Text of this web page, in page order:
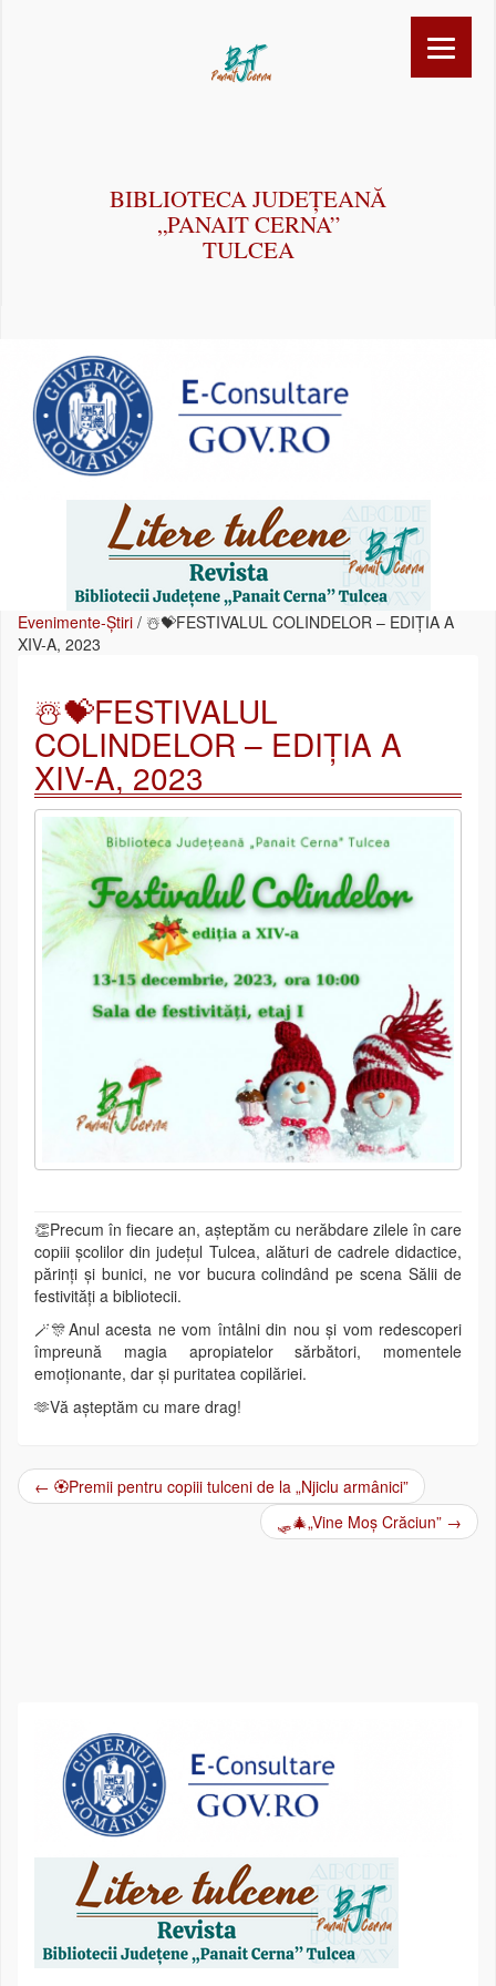
BIBLIOTECA JUDEȚEANĂ
„PANAIT CERNA”
TULCEA
Evenimente-Știri / ☃️💝FESTIVALUL COLINDELOR – EDIȚIA A
XIV-A, 2023
☃️💝FESTIVALUL
COLINDELOR – EDIȚIA A
XIV-A, 2023
👏Precum în fiecare an, așteptăm cu nerăbdare zilele în care
copiii școlilor din județul Tulcea, alături de cadrele didactice,
părinți și bunici, ne vor bucura colindând pe scena Sălii de
festivități a bibliotecii.
🪄🎊Anul acesta ne vom întâlni din nou și vom redescoperi
împreună magia apropiatelor sărbători, momentele
emoționante, dar și puritatea copilăriei.
🫶Vă așteptăm cu mare drag!
Post navigation
← 🏵Premii pentru copiii tulceni de la „Njiclu armânici”
🛷🎄„Vine Moș Crăciun” →